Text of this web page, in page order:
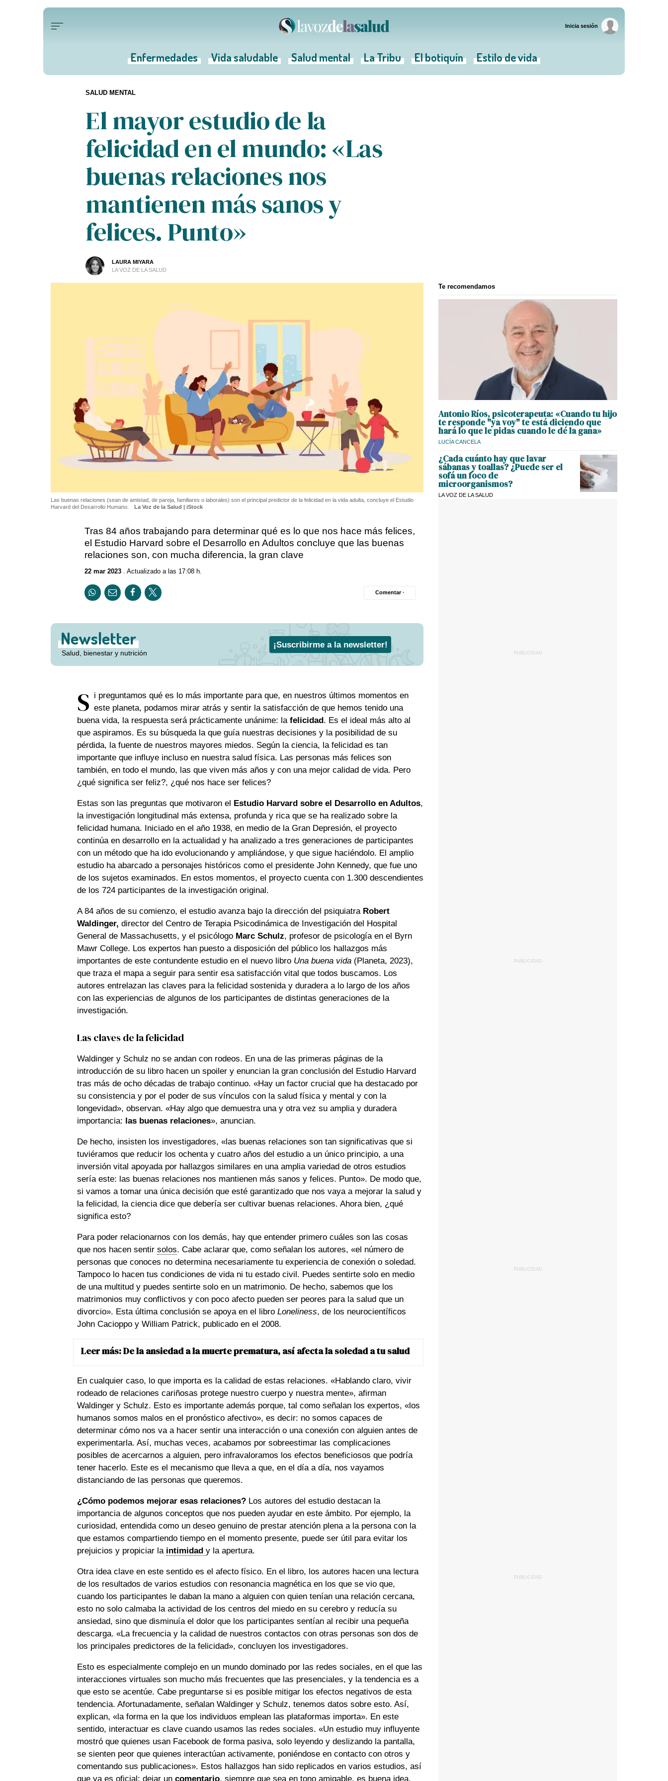
Inicia sesión
Enfermedades Vida saludable Salud mental La Tribu El botiquín Estilo de vida
El mayor estudio de la
felicidad en el mundo: «Las
buenas relaciones nos
mantienen más sanos y
felices. Punto»
LAURA MIYARA
LA VOZ DE LA SALUD
SALUD MENTAL
Las buenas relaciones (sean de amistad, de pareja, familiares o laborales) son el principal predictor de la felicidad en la vida adulta, concluye el Estudio
Harvard del Desarrollo Humano.
La Voz de la Salud | iStock
Tras 84 años trabajando para determinar qué es lo que nos hace más felices,
el Estudio Harvard sobre el Desarrollo en Adultos concluye que las buenas
relaciones son, con mucha diferencia, la gran clave
22 mar 2023. Actualizado a las 17:08 h.
Comentar ·
Newsletter
Salud, bienestar y nutrición
¡Suscribirme a la newsletter!
S i preguntamos qué es lo más importante para que, en nuestros últimos momentos en
este planeta, podamos mirar atrás y sentir la satisfacción de que hemos tenido una
buena vida, la respuesta será prácticamente unánime: la felicidad . Es el ideal más alto al
que aspiramos. Es su búsqueda la que guía nuestras decisiones y la posibilidad de su
pérdida, la fuente de nuestros mayores miedos. Según la ciencia, la felicidad es tan
importante que influye incluso en nuestra salud física. Las personas más felices son
también, en todo el mundo, las que viven más años y con una mejor calidad de vida. Pero
¿qué significa ser feliz?, ¿qué nos hace ser felices?
Estas son las preguntas que motivaron el Estudio Harvard sobre el Desarrollo en Adultos,
la investigación longitudinal más extensa, profunda y rica que se ha realizado sobre la
felicidad humana. Iniciado en el año 1938, en medio de la Gran Depresión, el proyecto
continúa en desarrollo en la actualidad y ha analizado a tres generaciones de participantes
con un método que ha ido evolucionando y ampliándose, y que sigue haciéndolo. El amplio
estudio ha abarcado a personajes históricos como el presidente John Kennedy, que fue uno
de los sujetos examinados. En estos momentos, el proyecto cuenta con 1.300 descendientes
de los 724 participantes de la investigación original.
A 84 años de su comienzo, el estudio avanza bajo la dirección del psiquiatra Robert
Waldinger, director del Centro de Terapia Psicodinámica de Investigación del Hospital
General de Massachusetts, y el psicólogo Marc Schulz, profesor de psicología en el Byrn
Mawr College. Los expertos han puesto a disposición del público los hallazgos más
importantes de este contundente estudio en el nuevo libro Una buena vida(Planeta, 2023),
que traza el mapa a seguir para sentir esa satisfacción vital que todos buscamos. Los
autores entrelazan las claves para la felicidad sostenida y duradera a lo largo de los años
con las experiencias de algunos de los participantes de distintas generaciones de la
investigación.
Las claves de la felicidad
Waldinger y Schulz no se andan con rodeos. En una de las primeras páginas de la
introducción de su libro hacen un spoiler y enuncian la gran conclusión del Estudio Harvard
tras más de ocho décadas de trabajo continuo. «Hay un factor crucial que ha destacado por
su consistencia y por el poder de sus vínculos con la salud física y mental y con la
longevidad», observan. «Hay algo que demuestra una y otra vez su amplia y duradera
importancia: las buenas relaciones», anuncian.
De hecho, insisten los investigadores, «las buenas relaciones son tan significativas que si
tuviéramos que reducir los ochenta y cuatro años del estudio a un único principio, a una
inversión vital apoyada por hallazgos similares en una amplia variedad de otros estudios
sería este: las buenas relaciones nos mantienen más sanos y felices. Punto». De modo que,
si vamos a tomar una única decisión que esté garantizado que nos vaya a mejorar la salud y
la felicidad, la ciencia dice que debería ser cultivar buenas relaciones. Ahora bien, ¿qué
significa esto?
Para poder relacionarnos con los demás, hay que entender primero cuáles son las cosas
que nos hacen sentir solos. Cabe aclarar que, como señalan los autores, «el número de
personas que conoces no determina necesariamente tu experiencia de conexión o soledad.
Tampoco lo hacen tus condiciones de vida ni tu estado civil. Puedes sentirte solo en medio
de una multitud y puedes sentirte solo en un matrimonio. De hecho, sabemos que los
matrimonios muy conflictivos y con poco afecto pueden ser peores para la salud que un
divorcio». Esta última conclusión se apoya en el libro Loneliness, de los neurocientíficos
John Cacioppo y William Patrick, publicado en el 2008.
Leer más:De la ansiedad a la muerte prematura, así afecta la soledad a tu salud
En cualquier caso, lo que importa es la calidad de estas relaciones. «Hablando claro, vivir
rodeado de relaciones cariñosas protege nuestro cuerpo y nuestra mente», afirman
Waldinger y Schulz. Esto es importante además porque, tal como señalan los expertos, «los
humanos somos malos en el pronóstico afectivo», es decir: no somos capaces de
determinar cómo nos va a hacer sentir una interacción o una conexión con alguien antes de
experimentarla. Así, muchas veces, acabamos por sobreestimar las complicaciones
posibles de acercarnos a alguien, pero infravaloramos los efectos beneficiosos que podría
tener hacerlo. Este es el mecanismo que lleva a que, en el día a día, nos vayamos
distanciando de las personas que queremos.
¿Cómo podemos mejorar esas relaciones?Los autores del estudio destacan la
importancia de algunos conceptos que nos pueden ayudar en este ámbito. Por ejemplo, la
curiosidad, entendida como un deseo genuino de prestar atención plena a la persona con la
que estamos compartiendo tiempo en el momento presente, puede ser útil para evitar los
prejuicios y propiciar la intimidad y la apertura.
Otra idea clave en este sentido es el afecto físico. En el libro, los autores hacen una lectura
de los resultados de varios estudios con resonancia magnética en los que se vio que,
cuando los participantes le daban la mano a alguien con quien tenían una relación cercana,
esto no solo calmaba la actividad de los centros del miedo en su cerebro y reducía su
ansiedad, sino que disminuía el dolor que los participantes sentían al recibir una pequeña
descarga. «La frecuencia y la calidad de nuestros contactos con otras personas son dos de
los principales predictores de la felicidad», concluyen los investigadores.
Esto es especialmente complejo en un mundo dominado por las redes sociales, en el que las
interacciones virtuales son mucho más frecuentes que las presenciales, y la tendencia es a
que esto se acentúe. Cabe preguntarse si es posible mitigar los efectos negativos de esta
tendencia. Afortunadamente, señalan Waldinger y Schulz, tenemos datos sobre esto. Así,
explican, «la forma en la que los individuos emplean las plataformas importa». En este
sentido, interactuar es clave cuando usamos las redes sociales. «Un estudio muy influyente
mostró que quienes usan Facebook de forma pasiva, solo leyendo y deslizando la pantalla,
se sienten peor que quienes interactúan activamente, poniéndose en contacto con otros y
comentando sus publicaciones». Estos hallazgos han sido replicados en varios estudios, así
que ya es oficial: dejar un comentario, siempre que sea en tono amigable, es buena idea.
Te recomendamos
Antonio Ríos, psicoterapeuta: «Cuando tu hijo
te responde "ya voy" te está diciendo que
hará lo que le pidas cuando le dé la gana»
LUCÍA CANCELA
¿Cada cuánto hay que lavar
sábanas y toallas? ¿Puede ser el
sofá un foco de
microorganismos?
LA VOZ DE LA SALUD